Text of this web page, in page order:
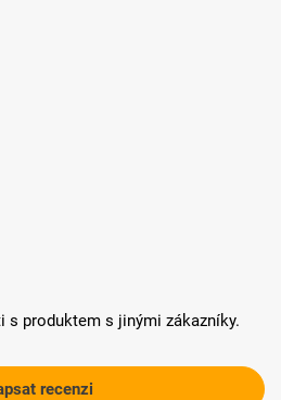
s produktem s jinými zákazníky.
recenzi